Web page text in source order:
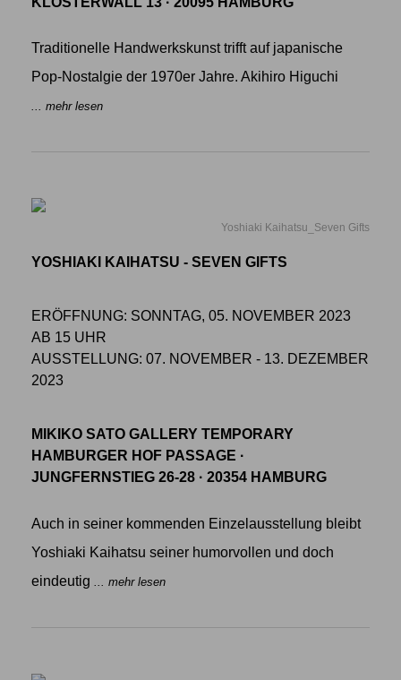
Traditionelle Handwerkskunst trifft auf japanische
Pop-Nostalgie der 1970er Jahre. Akihiro Higuchi
... mehr lesen
Yoshiaki Kaihatsu_Seven Gifts
YOSHIAKI KAIHATSU - SEVEN GIFTS
ERÖFFNUNG: SONNTAG, 05. NOVEMBER 2023
AB 15 UHR
AUSSTELLUNG: 07. NOVEMBER - 13. DEZEMBER
2023
MIKIKO SATO GALLERY TEMPORARY
HAMBURGER HOF PASSAGE ·
JUNGFERNSTIEG 26-28 · 20354 HAMBURG
Auch in seiner kommenden Einzelausstellung bleibt
Yoshiaki Kaihatsu seiner humorvollen und doch
eindeutig
... mehr lesen